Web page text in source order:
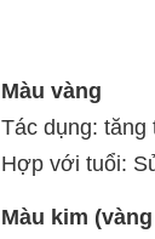
Màu vàng
Tác dụng: tăng
Hợp với tuổi:
Màu kim